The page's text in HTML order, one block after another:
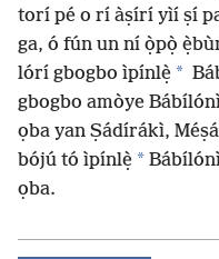
torí pé o rí àṣírí yìí ṣí
ga, ó fún un ní ọ̀pọ̀
lórí gbogbo ìpínlẹ̀ *
gbogbo amòye
ọba yan Ṣádírákì,
bójú tó ìpínlẹ̀ *
ọba.